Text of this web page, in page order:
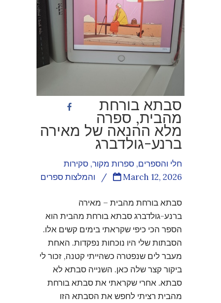
סבתא בורחת
מהבית, ספרה
מלא ההנאה של מאירה
ברנע-גולדברג
חלי והספרים, ספרות מקור, סקירות
והמלצות ספרים
/ March 12, 2026
סבתא בורחת מהבית – מאירה
ברנע-גולדברג סבתא בורחת מהבית הוא
הספר הכי כיפי שקראתי בימים קשים אלו.
הסבתות שלי היו נוכחות נפקדות. האחת
מעבר לים שנפטרה כשהייתי קטנה, זכור לי
ביקור קצר שלה כאן. השנייה סבתא לא
סבתא. אחרי שקראתי את סבתא בורחת
מהבית רציתי לחפש את הסבתא הזו